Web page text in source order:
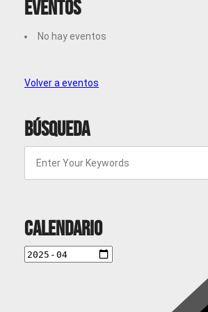
Eventos
No hay eventos
Volver a eventos
Búsqueda
Calendario